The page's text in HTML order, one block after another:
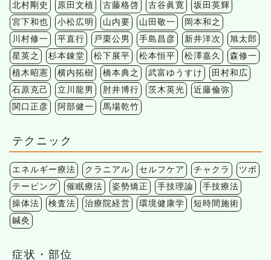
北村剛史
原田文植 古藤格啓 古谷眞寛
坂田英輝
宮下和也
小松広明 山内要 山田敬一
岡本和之
川村修一
平直行 戸栗公男 手島昌彦 新井洋次
旭太郎
星英之
杉本錬堂 松下展平 松本恒平 松澤嘉久
森修一
植木昭憲
横内拓樹 橋本典之 武富ゆうすけ
田村和広
石原克己
立川龍男 肘井博行 茨木英光
近藤倫弥
関口正彦
阿部健一 馬場乾竹
テクニック
エネルギー療法 クラニアル セルフケア チャクラ
ツボ
テーピング
催眠療法 姿勢矯正 手技理論
手技療法
操体法
検査法 治療院経営 環境健康学
短時間施術
鍼灸
症状・部位